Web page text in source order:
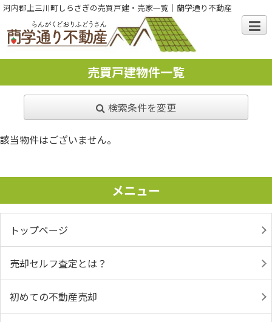
河内郡上三川町しらさぎの売買戸建・売家一覧｜蘭学通り不動産
売買戸建物件一覧
検索条件を変更
該当物件はございません。
メニュー
トップページ
売却セルフ査定とは？
初めての不動産売却